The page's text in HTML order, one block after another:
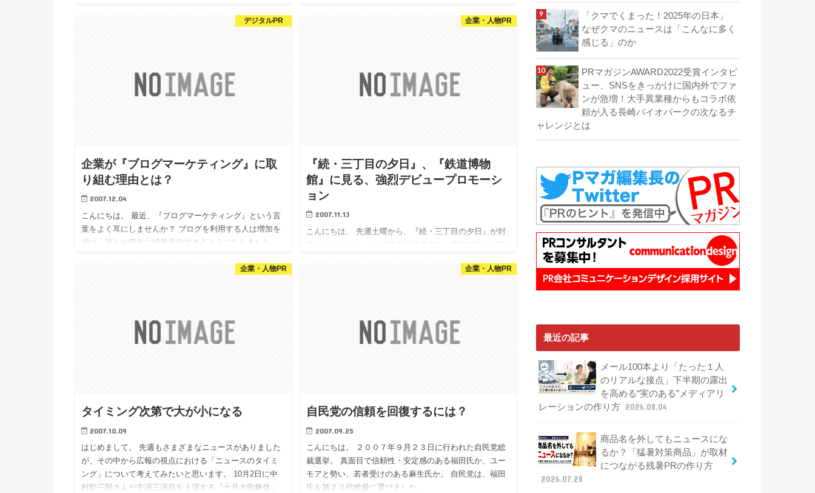
デジタルPR
企業が『ブログマーケティング』に取
り組む理由とは？
2007.12.04
こんにちは。 最近、『ブログマーケティング』という言
葉をよく耳にしませんか？ ブログを利用する人は増加を
続け、誰もが簡単に情報発信できるようになりました。
企業・人物PR
『続・三丁目の夕日』、『鉄道博物
館』に見る、強烈デビュープロモーシ
ョン
2007.11.13
こんにちは。 先週土曜から、『続・三丁目の夕日』が封
切となりました。 あの映画に登場する、東京タワーが背
すぐ近くらしいです。 今も、弊社近辺の奥まった場所に
企業・人物PR
タイミング次第で大が小になる
2007.10.09
はじめまして。 先週もさまざまなニュースがありました
が、その中から広報の視点における「ニュースのタイミ
ング」について考えてみたいと思います。 10月2日に中
村勘三郎さんが主演三演目を上演する『十月大歌舞伎』
企業・人物PR
自民党の信頼を回復するには？
2007.09.25
こんにちは。 ２００７年９月２３日に行われた自民党総
裁選挙。 真面目で信頼性・安定感のある福田氏か、ユー
モアと勢い、若者受けのある麻生氏か。 自民党は、福田
氏を第２２代総裁に選びました。
「クマでくまった！2025年の日本」
なぜクマのニュースは「こんなに多く
感じる」のか
PRマガジンAWARD2022受賞インタビ
ュー、SNSをきっかけに国内外でファ
ンが急増！大手異業種からもコラボ依
頼が入る長崎バイオパークの次なるチ
ャレンジとは
最近の記事
メール100本より「たった１人
のリアルな接点」下半期の露出
を高める“実のある”メディアリ
レーションの作り方 2026.08.04
商品名を外してもニュースにな
るか？「猛暑対策商品」が取材
につながる残暑PRの作り方
2026.07.28